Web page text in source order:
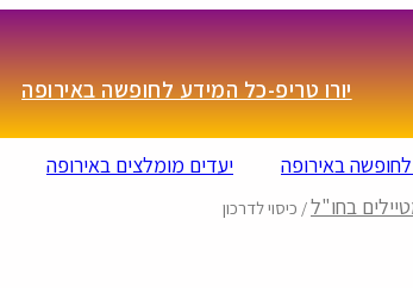
יורו טריפ-כל המידע לחופשה באירופה
באירופה יעדים מומלצים באירופה
בחו"ל/ כיסוי לדרכון